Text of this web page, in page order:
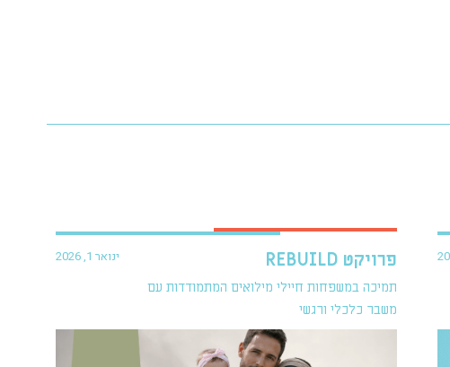
ינואר 1, 2026 פרויקט REBUILD
תמיכה במשפחות חיילי מילואים המתמודדות עם
משבר כלכלי ורגשי